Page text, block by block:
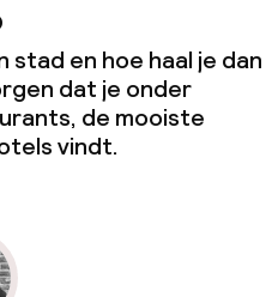
stad en hoe haal je dan
dat je onder
de mooiste
vindt.